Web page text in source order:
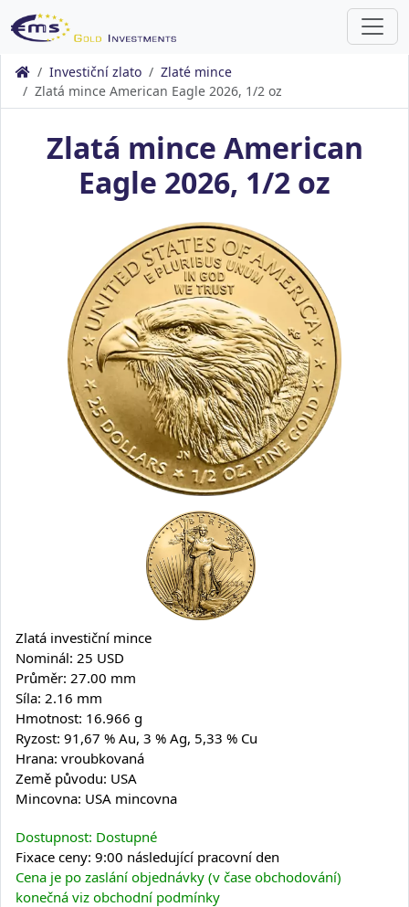
Investiční zlato
Zlaté mince
Zlatá mince American Eagle 2026, 1/2 oz
Zlatá mince American
Eagle 2026, 1/2 oz
Zlatá investiční mince
Nominál: 25 USD
Průměr: 27.00 mm
Síla: 2.16 mm
Hmotnost: 16.966 g
Ryzost: 91,67 % Au, 3 % Ag, 5,33 % Cu
Hrana: vroubkovaná
Země původu: USA
Mincovna: USA mincovna
Dostupnost: Dostupné
Fixace ceny: 9:00 následující pracovní den
Cena je po zaslání objednávky (v čase obchodování)
konečná viz obchodní podmínky